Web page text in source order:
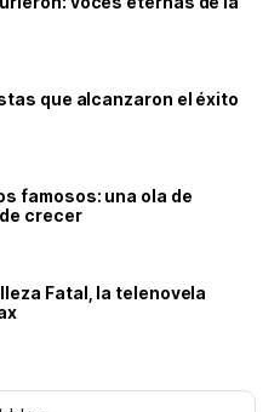
que alcanzaron el éxito
famosos: una ola de
crecer
Fatal, la telenovela